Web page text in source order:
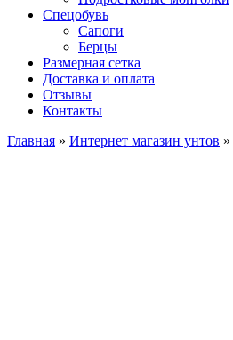
Спецобувь
Сапоги
Берцы
Размерная сетка
Доставка и оплата
Отзывы
Контакты
Главная » Интернет магазин унтов »